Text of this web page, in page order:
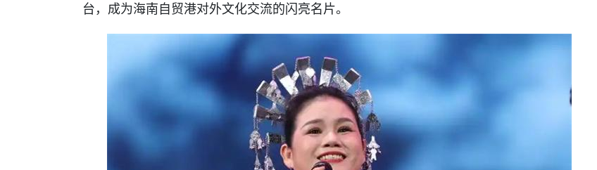
台，成为海南自贸港对外文化交流的闪亮名片。